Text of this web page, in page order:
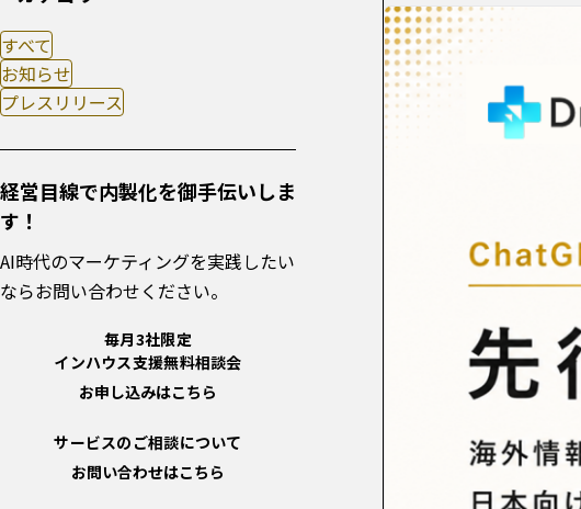
すべて
お知らせ
プレスリリース
経営目線で内製化を御手伝いしま
す！
AI時代のマーケティングを実践したい
ならお問い合わせください。
毎月3社限定
インハウス支援無料相談会
お申し込みはこちら
サービスのご相談について
お問い合わせはこちら